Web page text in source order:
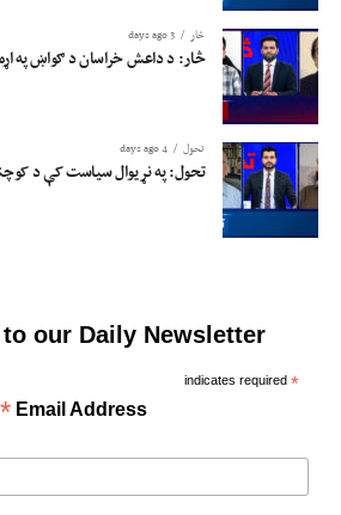
څار 3 days ago
څار: د داعش خراسان د ګواښ په
تحول 4 days ago
تحول: په نړیوال سیاست کې د
our Daily Newsletter
*
indicates required
Email Address
*